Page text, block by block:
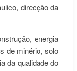
direcção da
energia
de minério, solo
da qualidade do